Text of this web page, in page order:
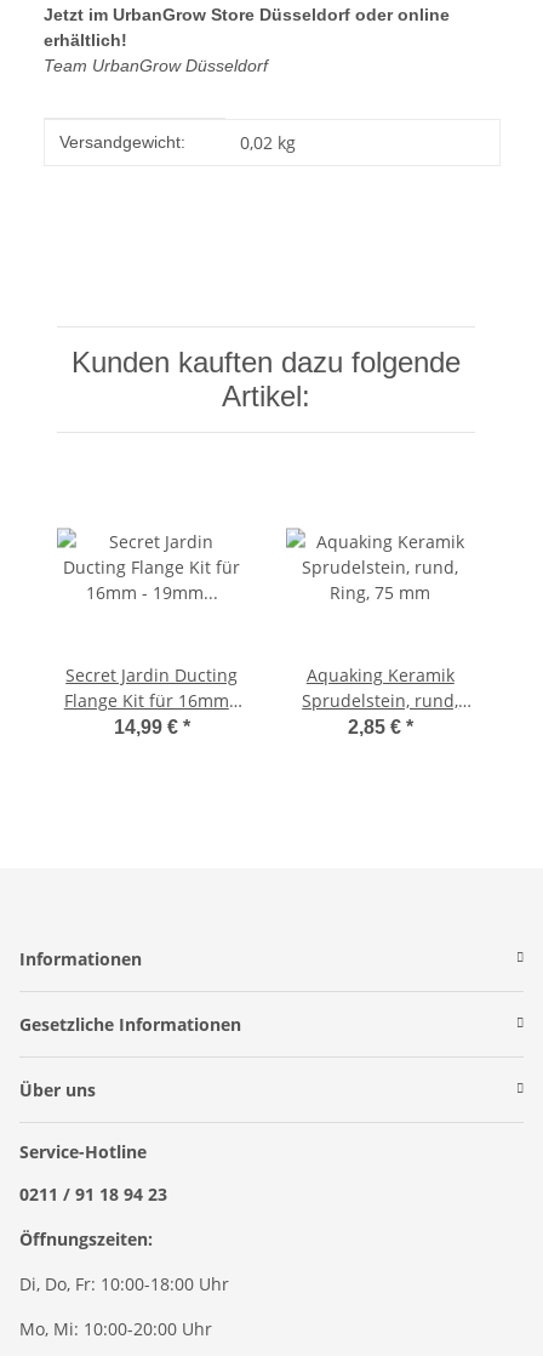
Jetzt im UrbanGrow Store Düsseldorf oder online
erhältlich!
Team UrbanGrow Düsseldorf
Produkteigenschaft
Wert
Versandgewicht: 0,02 kg
Kunden kauften dazu folgende
Artikel:
Secret Jardin Ducting
Flange Kit für 16mm -
19mm Stangen inkl.
14,99 € *
Aquaking Keramik
Sprudelstein, rund,
Ring, 75 mm
2,85 € *
Informationen
Gesetzliche Informationen
Über uns
Service-Hotline
0211 / 91 18 94 23
Öffnungszeiten:
Di, Do, Fr: 10:00-18:00 Uhr
Mo, Mi: 10:00-20:00 Uhr